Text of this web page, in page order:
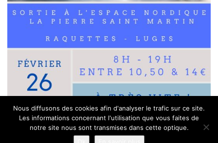
Mentions légales Contact Plan du site Maria Pia © 2026
Nous diffusons des cookies afin d'analyser le trafic sur ce site.
Les informations concernant l'utilisation que vous faites de
notre site nous sont transmises dans cette optique.